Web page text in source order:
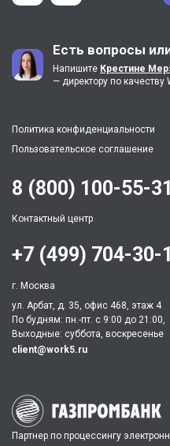
Есть вопросы
Напишите Крестине
— директору по качеству
Политика конфиденциальности
Пользовательское соглашение
Партнер по процессингу
8 (800) 100-55-31
Контактный центр
+7 (499) 704-30-
г. Москва
ул. Арбат, д. 35, офис 468, этаж 4
По будням: пн.-пт. c 9:00 до 21:00,
Выходные: суббота, воскресенье
client@work5.ru